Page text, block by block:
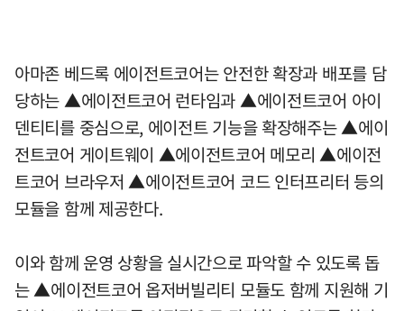
아마존 베드록 에이전트코어는 안전한 확장과 배포를 담
당하는 ▲에이전트코어 런타임과 ▲에이전트코어 아이
덴티티를 중심으로, 에이전트 기능을 확장해주는 ▲에이
전트코어 게이트웨이 ▲에이전트코어 메모리 ▲에이전
트코어 브라우저 ▲에이전트코어 코드 인터프리터 등의
모듈을 함께 제공한다.
이와 함께 운영 상황을 실시간으로 파악할 수 있도록 돕
는 ▲에이전트코어 옵저버빌리티 모듈도 함께 지원해 기